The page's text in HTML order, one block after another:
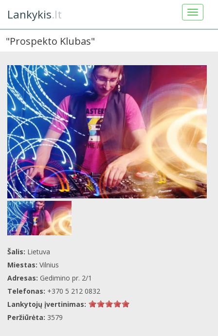
Lankykis.lt
"Prospekto Klubas"
Šalis: Lietuva
Miestas: Vilnius
Adresas: Gedimino pr. 2/1
Telefonas: +370 5 212 0832
Lankytojų įvertinimas:
Peržiūrėta: 3579